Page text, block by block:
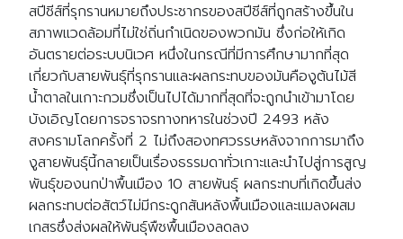
สปีชีส์ที่รุกรานหมายถึงประชากรของสปีชีส์ที่ถูกสร้างขึ้นใน
สภาพแวดล้อมที่ไม่ใช่ถิ่นกำเนิดของพวกมัน ซึ่งก่อให้เกิด
อันตรายต่อระบบนิเวศ หนึ่งในกรณีที่มีการศึกษามากที่สุด
เกี่ยวกับสายพันธุ์ที่รุกรานและผลกระทบของมันคืองูต้นไม้สี
น้ำตาลในเกาะกวมซึ่งเป็นไปได้มากที่สุดที่จะถูกนำเข้ามาโดย
บังเอิญโดยการจราจรทางทหารในช่วงปี 2493 หลัง
สงครามโลกครั้งที่ 2 ไม่ถึงสองทศวรรษหลังจากการมาถึง
งูสายพันธุ์นี้กลายเป็นเรื่องธรรมดาทั่วเกาะและนำไปสู่การสูญ
พันธุ์ของนกป่าพื้นเมือง 10 สายพันธุ์ ผลกระทบที่เกิดขึ้นส่ง
ผลกระทบต่อสัตว์ไม่มีกระดูกสันหลังพื้นเมืองและแมลงผสม
เกสรซึ่งส่งผลให้พันธุ์พืชพื้นเมืองลดลง